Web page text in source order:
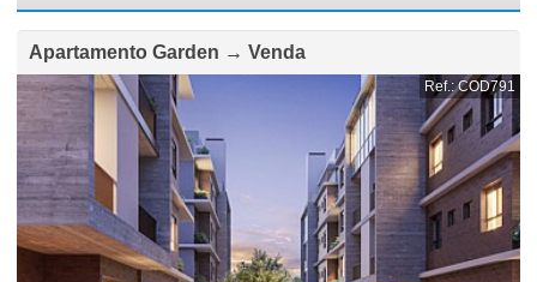
Apartamento Garden → Venda
Ref.: COD791